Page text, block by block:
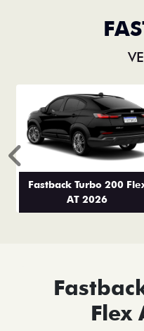
Fastback Turbo 200
AT 2026
Anterior
Flex